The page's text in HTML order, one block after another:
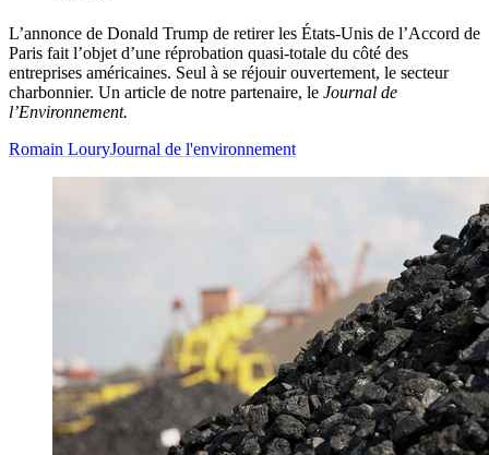
L’annonce de Donald Trump de retirer les États-Unis de l’Accord de
Paris fait l’objet d’une réprobation quasi-totale du côté des
entreprises américaines. Seul à se réjouir ouvertement, le secteur
charbonnier. Un article de notre partenaire, le Journal de
l’Environnement.
Romain LouryJournal de l'environnement